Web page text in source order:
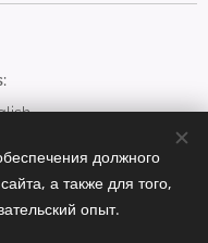
USD $
должного
а также для того,
опыт.